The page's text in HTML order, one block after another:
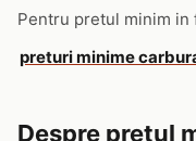
Pentru pretul minim in
preturi minime
Despre pretul